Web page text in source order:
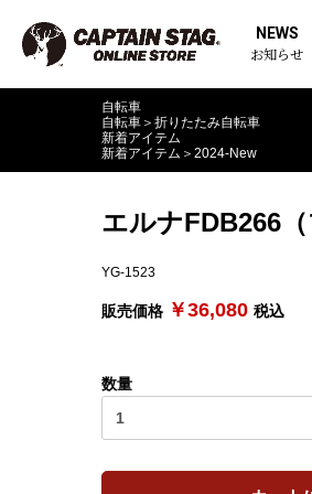
NEWS
お知らせ
自転車
自転車 ＞ 折りたたみ自転車
新着アイテム
新着アイテム ＞ 2024-New
エルナFDB266（
YG-1523
販売価格 ￥36,080 税込
数量